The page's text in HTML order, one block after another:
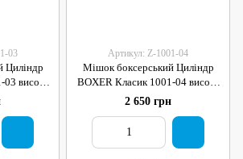
03
Циліндр
висота
Артикул: Z-1001-04
Мішок боксерський Циліндр
BOXER Класик 1001-04 висота
80см чорний
2 650 грн